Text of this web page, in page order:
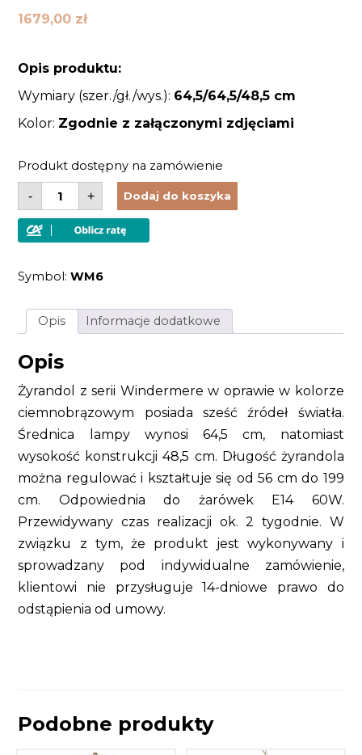
1679,00 zł
Opis produktu:
Wymiary (szer./gł./wys.): 64,5/64,5/48,5 cm
Kolor: Zgodnie z załączonymi zdjęciami
Produkt dostępny na zamówienie
-
ilość
Lampa
wisząca
żyrandol
6
kolor
styl
rustykalny
+ Dodaj do koszyka
Symbol:WM6
Opis Informacje dodatkowe
Opis
Żyrandol z serii Windermere w oprawie w kolorze
ciemnobrązowym posiada sześć źródeł światła.
Średnica lampy wynosi 64,5 cm, natomiast
wysokość konstrukcji 48,5 cm. Długość żyrandola
można regulować i kształtuje się od 56 cm do 199
cm. Odpowiednia do żarówek E14 60W.
Przewidywany czas realizacji ok. 2 tygodnie. W
związku z tym, że produkt jest wykonywany i
sprowadzany pod indywidualne zamówienie,
klientowi nie przysługuje 14-dniowe prawo do
odstąpienia od umowy.
Podobne produkty